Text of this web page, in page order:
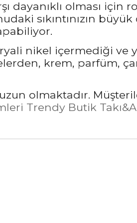
dayanıklı olması için
sıkıntınızın
nikel içermediği ve
krem, parfüm,
olmaktadır.
Trendy Butik